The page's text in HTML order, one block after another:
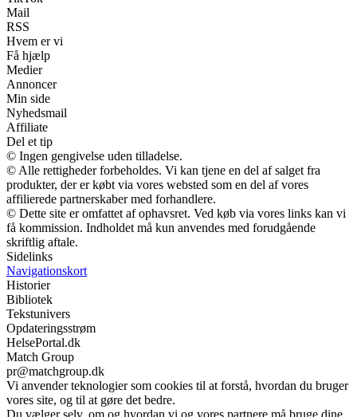
Mail
RSS
Hvem er vi
Få hjælp
Medier
Annoncer
Min side
Nyhedsmail
Affiliate
Del et tip
© Ingen gengivelse uden tilladelse.
© Alle rettigheder forbeholdes. Vi kan tjene en del af salget fra
produkter, der er købt via vores websted som en del af vores
affilierede partnerskaber med forhandlere.
© Dette site er omfattet af ophavsret. Ved køb via vores links kan vi
få kommission. Indholdet må kun anvendes med forudgående
skriftlig aftale.
Sidelinks
Navigationskort
Historier
Bibliotek
Tekstunivers
Opdateringsstrøm
HelsePortal.dk
Match Group
pr@matchgroup.dk
Vi anvender teknologier som cookies til at forstå, hvordan du bruger
vores site, og til at gøre det bedre.